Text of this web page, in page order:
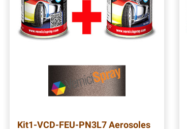
Kit1-VCD-FEU-PN3L7Aerosoles